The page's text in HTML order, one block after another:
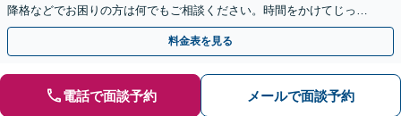
降格などでお困りの方は何でもご相談ください。時間をかけてじっく
りとお話を伺い、請求方法を考えます。
料金表を見る
電話で面談予約 メールで面談予約